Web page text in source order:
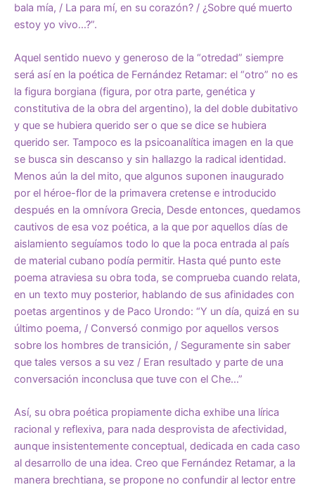
bala mía, / La para mí, en su corazón? / ¿Sobre qué muerto
estoy yo vivo…?”.
Aquel sentido nuevo y generoso de la “otredad” siempre
será así en la poética de Fernández Retamar: el “otro” no es
la figura borgiana (figura, por otra parte, genética y
constitutiva de la obra del argentino), la del doble dubitativo
y que se hubiera querido ser o que se dice se hubiera
querido ser. Tampoco es la psicoanalítica imagen en la que
se busca sin descanso y sin hallazgo la radical identidad.
Menos aún la del mito, que algunos suponen inaugurado
por el héroe-flor de la primavera cretense e introducido
después en la omnívora Grecia, Desde entonces, quedamos
cautivos de esa voz poética, a la que por aquellos días de
aislamiento seguíamos todo lo que la poca entrada al país
de material cubano podía permitir. Hasta qué punto este
poema atraviesa su obra toda, se comprueba cuando relata,
en un texto muy posterior, hablando de sus afinidades con
poetas argentinos y de Paco Urondo: “Y un día, quizá en su
último poema, / Conversó conmigo por aquellos versos
sobre los hombres de transición, / Seguramente sin saber
que tales versos a su vez / Eran resultado y parte de una
conversación inconclusa que tuve con el Che…”
Así, su obra poética propiamente dicha exhibe una lírica
racional y reflexiva, para nada desprovista de afectividad,
aunque insistentemente conceptual, dedicada en cada caso
al desarrollo de una idea. Creo que Fernández Retamar, a la
manera brechtiana, se propone no confundir al lector entre